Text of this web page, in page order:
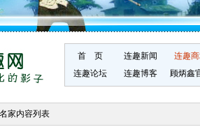
首 页 连趣新闻
连趣
连趣论坛
连趣博客 顾炳鑫
名家内容列表